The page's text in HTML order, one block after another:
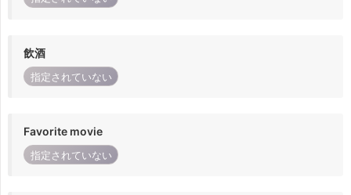
飲酒
指定されていない
Favorite movie
指定されていない